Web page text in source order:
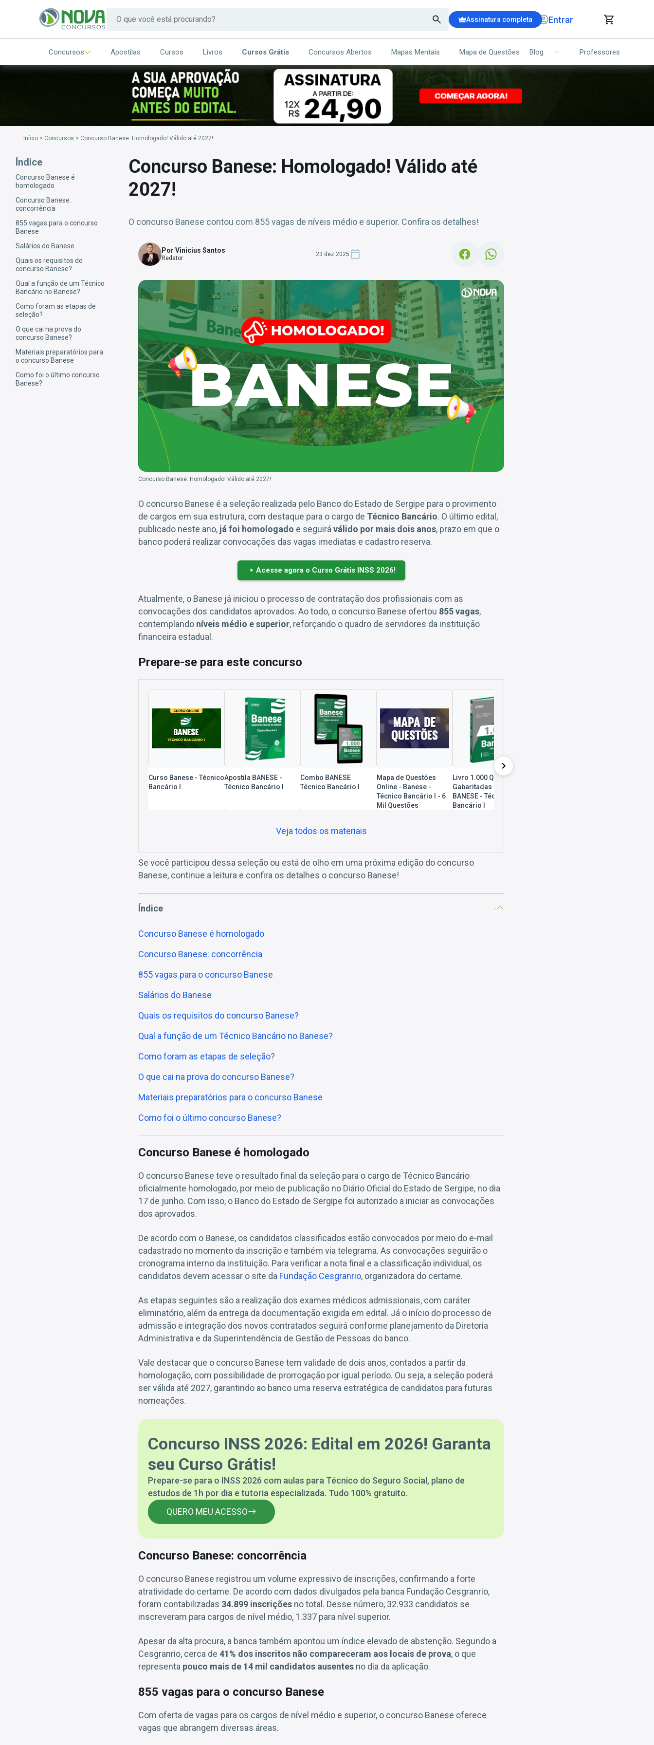
Assinatura completa Entrar
CARRINHO DE COMPRAS
ITENS (00)
Ops!
Seu carrinho ainda está vazio.
Concursos Apostilas Cursos Livros Cursos Grátis Concursos Abertos Mapas Mentais Mapa de Questões Blog Professores
Início > Concursos > Concurso Banese: Homologado! Válido até 2027!
Índice
Concurso Banese é
homologado
Concurso Banese:
concorrência
855 vagas para o concurso
Banese
Salários do Banese
Quais os requisitos do
concurso Banese?
Qual a função de um Técnico
Bancário no Banese?
Como foram as etapas de
seleção?
O que cai na prova do
concurso Banese?
Materiais preparatórios para
o concurso Banese
Como foi o último concurso
Banese?
Concurso Banese: Homologado! Válido até
2027!
O concurso Banese contou com 855 vagas de níveis médio e superior. Confira os detalhes!
Por Vinicius Santos
Redator
23 dez 2025
Concurso Banese: Homologado! Válido até 2027!
O concurso Banese é a seleção realizada pelo Banco do Estado de Sergipe para o provimento
de cargos em sua estrutura, com destaque para o cargo de Técnico Bancário. O último edital,
publicado neste ano, já foi homologado e seguirá válido por mais dois anos, prazo em que o
banco poderá realizar convocações das vagas imediatas e cadastro reserva.
Acesse agora o Curso Grátis INSS 2026!
Atualmente, o Banese já iniciou o processo de contratação dos profissionais com as
convocações dos candidatos aprovados. Ao todo, o concurso Banese ofertou 855 vagas,
contemplando níveis médio e superior, reforçando o quadro de servidores da instituição
financeira estadual.
Prepare-se para este concurso
Curso Banese - Técnico
Bancário I
Apostila BANESE -
Técnico Bancário I
Combo BANESE
Técnico Bancário I
Mapa de Questões
Online - Banese -
Técnico Bancário I - 6
Mil Questões
Livro 1.000 Questões
Gabaritadas para o
BANESE - Técnico
Bancário I
Veja todos os materiais
Se você participou dessa seleção ou está de olho em uma próxima edição do concurso
Banese, continue a leitura e confira os detalhes o concurso Banese!
Índice
Concurso Banese é homologado
Concurso Banese: concorrência
855 vagas para o concurso Banese
Salários do Banese
Quais os requisitos do concurso Banese?
Qual a função de um Técnico Bancário no Banese?
Como foram as etapas de seleção?
O que cai na prova do concurso Banese?
Materiais preparatórios para o concurso Banese
Como foi o último concurso Banese?
Concurso Banese é homologado
O concurso Banese teve o resultado final da seleção para o cargo de Técnico Bancário
oficialmente homologado, por meio de publicação no Diário Oficial do Estado de Sergipe, no dia
17 de junho. Com isso, o Banco do Estado de Sergipe foi autorizado a iniciar as convocações
dos aprovados.
De acordo com o Banese, os candidatos classificados estão convocados por meio do e-mail
cadastrado no momento da inscrição e também via telegrama. As convocações seguirão o
cronograma interno da instituição. Para verificar a nota final e a classificação individual, os
candidatos devem acessar o site da Fundação Cesgranrio, organizadora do certame.
As etapas seguintes são a realização dos exames médicos admissionais, com caráter
eliminatório, além da entrega da documentação exigida em edital. Já o início do processo de
admissão e integração dos novos contratados seguirá conforme planejamento da Diretoria
Administrativa e da Superintendência de Gestão de Pessoas do banco.
Vale destacar que o concurso Banese tem validade de dois anos, contados a partir da
homologação, com possibilidade de prorrogação por igual período. Ou seja, a seleção poderá
ser válida até 2027, garantindo ao banco uma reserva estratégica de candidatos para futuras
nomeações.
Concurso INSS 2026: Edital em 2026! Garanta
seu Curso Grátis!
Prepare-se para o INSS 2026 com aulas para Técnico do Seguro Social, plano de
estudos de 1h por dia e tutoria especializada. Tudo 100% gratuito.
QUERO MEU ACESSO
Concurso Banese: concorrência
O concurso Banese registrou um volume expressivo de inscrições, confirmando a forte
atratividade do certame. De acordo com dados divulgados pela banca Fundação Cesgranrio,
foram contabilizadas 34.899 inscrições no total. Desse número, 32.933 candidatos se
inscreveram para cargos de nível médio, 1.337 para nível superior.
Apesar da alta procura, a banca também apontou um índice elevado de abstenção. Segundo a
Cesgranrio, cerca de 41% dos inscritos não compareceram aos locais de prova, o que
representa pouco mais de 14 mil candidatos ausentes no dia da aplicação.
855 vagas para o concurso Banese
Com oferta de vagas para os cargos de nível médio e superior, o concurso Banese oferece
vagas que abrangem diversas áreas.